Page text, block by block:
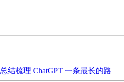
总结梳理 ChatGPT 一条最长的路